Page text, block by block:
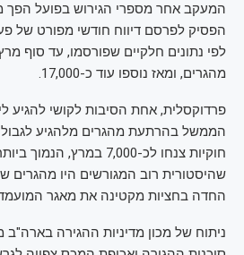
המעקב אחר מספרי הגירוש בפועל
הפסיק לפרסם דיווח חודשי מפורט של
מהגרים, ומאז נוספו עוד כ-17,000.
פרדוקסלית, אחת הסיבות לקושי להגיע
הממשל בהרתעת מהגרים מלהגיע לגבול
חוקיות צנחו לכ-7,000
שהיסטורית רוב המגורשים היו מהגרים
החדה בחציות מקטינה את מאגר
ניתוח של מכון מדיניות ההגירה